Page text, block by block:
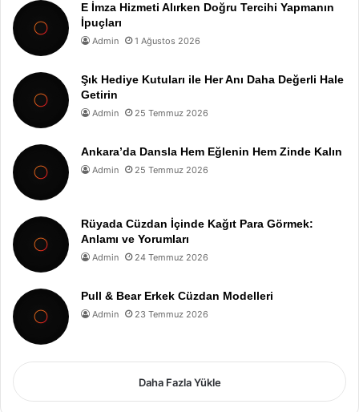
E İmza Hizmeti Alırken Doğru Tercihi Yapmanın
İpuçları
Admin 1 Ağustos 2026
Şık Hediye Kutuları ile Her Anı Daha Değerli Hale
Getirin
Admin 25 Temmuz 2026
Ankara’da Dansla Hem Eğlenin Hem Zinde Kalın
Admin 25 Temmuz 2026
Rüyada Cüzdan İçinde Kağıt Para Görmek:
Anlamı ve Yorumları
Admin 24 Temmuz 2026
Pull & Bear Erkek Cüzdan Modelleri
Admin 23 Temmuz 2026
Daha Fazla Yükle